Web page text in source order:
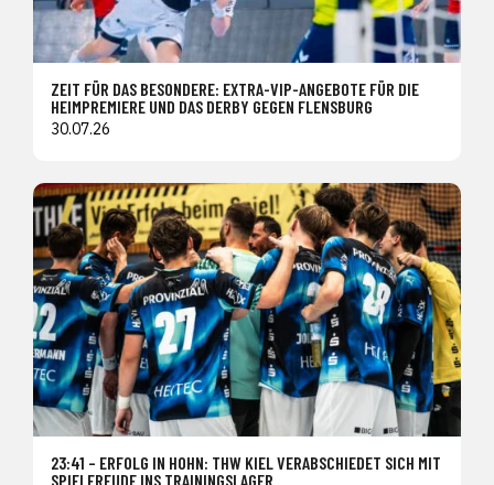
ZEIT FÜR DAS BESONDERE: EXTRA-VIP-ANGEBOTE FÜR DIE
HEIMPREMIERE UND DAS DERBY GEGEN FLENSBURG
30.07.26
23:41 – ERFOLG IN HOHN: THW KIEL VERABSCHIEDET SICH MIT
SPIELFREUDE INS TRAININGSLAGER